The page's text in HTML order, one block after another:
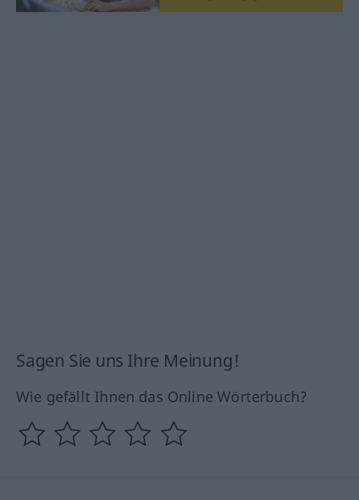
Sagen Sie uns Ihre Meinung!
Wie gefällt Ihnen das Online Wörterbuch?